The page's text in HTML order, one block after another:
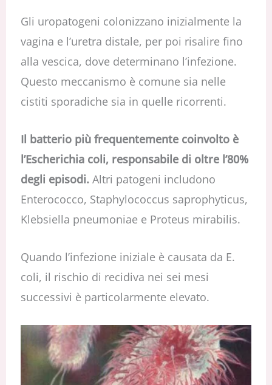
Gli uropatogeni colonizzano inizialmente la
vagina e l’uretra distale, per poi risalire fino
alla vescica, dove determinano l’infezione.
Questo meccanismo è comune sia nelle
cistiti sporadiche sia in quelle ricorrenti.
Il batterio più frequentemente coinvolto è
l’Escherichia coli, responsabile di oltre l’80%
degli episodi. Altri patogeni includono
Enterococco, Staphylococcus saprophyticus,
Klebsiella pneumoniae e Proteus mirabilis.
Quando l’infezione iniziale è causata da E.
coli, il rischio di recidiva nei sei mesi
successivi è particolarmente elevato.